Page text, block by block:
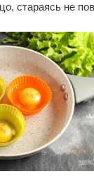
стараясь не